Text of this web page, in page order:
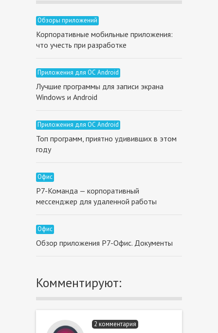
Обзоры приложений
Корпоративные мобильные приложения:
что учесть при разработке
Приложения для ОС Android
Лучшие программы для записи экрана
Windows и Android
Приложения для ОС Android
Топ программ, приятно удививших в этом
году
Офис
Р7-Команда — корпоративный
мессенджер для удаленной работы
Офис
Обзор приложения P7-Офис. Документы
Комментируют:
2 комментария